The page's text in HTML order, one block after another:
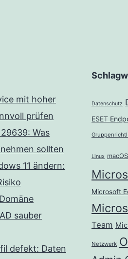
mit hoher
prüfen
Was
sollten
11 ändern:
sauber
defekt: Daten
Datenschutz
ESET
Linux macOS
Microsoft
Team
Netzwerk